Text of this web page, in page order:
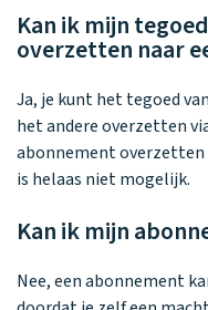
Horloges
vergelijken
Tweedekans
horloges
Ontdek alle
one2track-app
samen.Ons verhaal
Recensies
Werken bij
Kan ik mijn
overzetten naar
Ja, je kunt het tegoed
het andere overzetten
abonnement overzetten
is helaas niet mogelijk.
Kan ik mijn
Nee, een abonnement